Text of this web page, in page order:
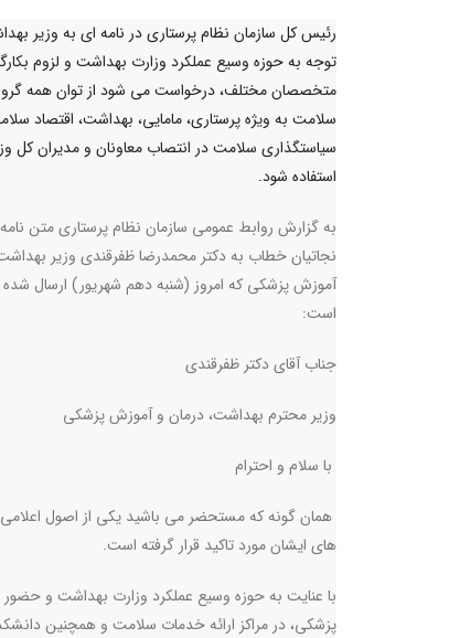
رئیس کل سازمان نظام پرستاری در نامه ای به وزیر
توجه به حوزه وسیع عملکرد وزارت بهداشت و لزوم
متخصصان مختلف، درخواست می شود از توان همه
سلامت به ویژه پرستاری، مامایی، بهداشت، اقتصاد
سیاستگذاری سلامت در انتصاب معاونان و مدیران کل
استفاده شود.
به گزارش روابط عمومی سازمان نظام پرستاری متن
نجاتیان خطاب به دکتر محمدرضا ظفرقندی وزیر
آموزش پزشکی که امروز (شنبه دهم شهریور) ارسال
است:
جناب آقای دکتر ظفرقندی
وزیر محترم بهداشت، درمان و آموزش پزشکی
با سلام و احترام
همان گونه که مستحضر می باشید یکی از اصول
های ایشان مورد تاکید قرار گرفته است.
با عنایت به حوزه وسیع عملکرد وزارت بهداشت و
پزشکی، در مراکز ارائه خدمات سلامت و همچنین